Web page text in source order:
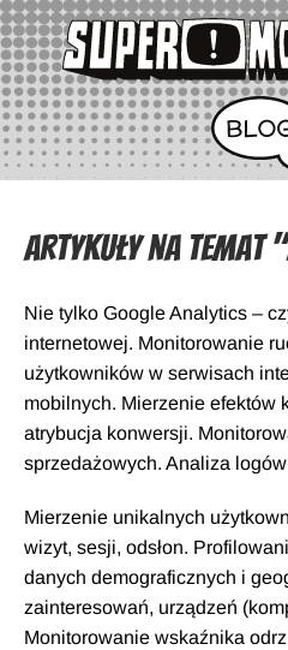
Artykuły na temat
Nie tylko Google Analytics –
internetowej. Monitorowanie
użytkowników w serwisach
mobilnych. Mierzenie efektów
atrybucja konwersji.
sprzedażowych. Analiza
Mierzenie unikalnych
wizyt, sesji, odsłon.
danych demograficznych i
zainteresowań, urządzeń
Monitorowanie wskaźnika